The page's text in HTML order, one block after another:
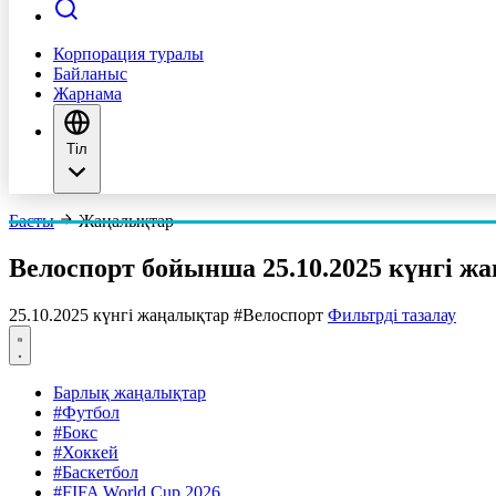
Корпорация туралы
Байланыс
Жарнама
Тіл
Басты Жаңалықтар
Велоспорт бойынша 25.10.2025 күнгі
25.10.2025 күнгі жаңалықтар #Велоспорт Фильтрді тазалау
Барлық жаңалықтар
#Футбол
#Бокс
#Хоккей
#Баскетбол
#FIFA World Cup 2026